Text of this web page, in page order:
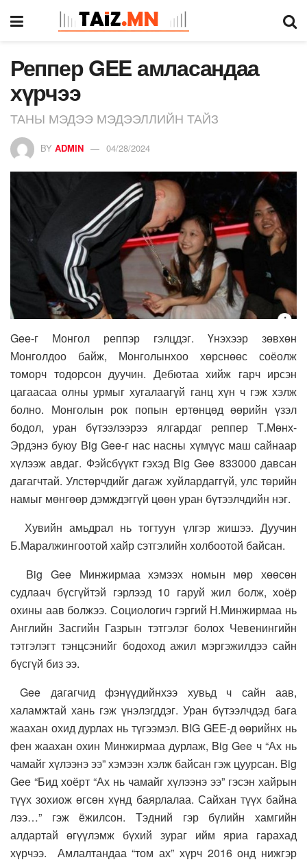
Реппер GEE амласандаа
хүрчээ
ТАНЫ МЭДЭЭ МЭДЭЭЛЛИЙН ТАЙЗ
BY ADMIN 04/28/2024
Gee-г Монгол реппэр гэлцдэг. Үнэхээр зөвхөн
Монголдоо байж, Монголынхоо хөрснөөс соёолж
томорч тодорсон дуучин. Дебютаа хийж гарч ирсэн
цагаасаа олны урмыг хугалаагүй ганц хүн ч гэж хэлж
болно. Монголын рок попын ертөнцөд өөрийн үзэл
бодол, уран бүтээлээрээ ялгардаг реппер Т.Мөнх-
Эрдэнэ буюу Big Gee-г нас насны хүмүүс маш сайнаар
хүлээж авдаг. Фэйсбүүкт гэхэд Big Gee 833000 давсан
дагагчтай. Улстөрчдийг дагаж хуйлардаггүй, улс төрийн
намыг мөнгөөр дэмждэггүй цөөн уран бүтээлчдийн нэг.
Хувийн амьдрал нь тогтуун үлгэр жишээ. Дуучин
Б.Маралжингоотой хайр сэтгэлийн холбоотой байсан.
Big Gee Минжирмаа хэмээх номын мөр хөөсөн
судлаач бүсгүйтэй гэрлээд 10 гаруй жил болж, хоёр
охины аав болжээ. Социологич гэргий Н.Минжирмаа нь
Английн Засгийн Газрын тэтгэлэг болох Чевенингийн
тэтгэлэгт тэнцсэнийг бодоход ажил мэргэжилдээ сайн
бүсгүй биз ээ.
Gee дагагчид фэнүүдийнхээ хувьд ч сайн аав,
халамжтай хань гэж үнэлэгддэг. Уран бүтээлчдэд бага
жаахан охид дурлах нь түгээмэл. BIG GEE-д өөрийнх нь
фен жаахан охин Минжирмаа дурлаж, Big Gee ч “Ах нь
чамайг хүлээнэ ээ” хэмээн хэлж байсан гэж цуурсан. Big
Gee “Бид хоёрт “Ах нь чамайг хүлээнэ ээ” гэсэн хайрын
түүх зохиож өгсөн хүнд баярлалаа. Сайхан түүх байна
лээ…” гэж ёжилсон. Тэдний гэр бүлийн хамгийн
алдартай өгүүлэмж бүхий зураг ийм яриа гарахад
хүрчээ. Амлалтандаа “том ах” хүрч 2016 онд нижгэр